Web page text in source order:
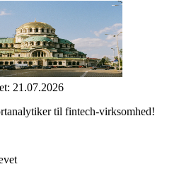
21.07.2026
til fintech-virksomhed!